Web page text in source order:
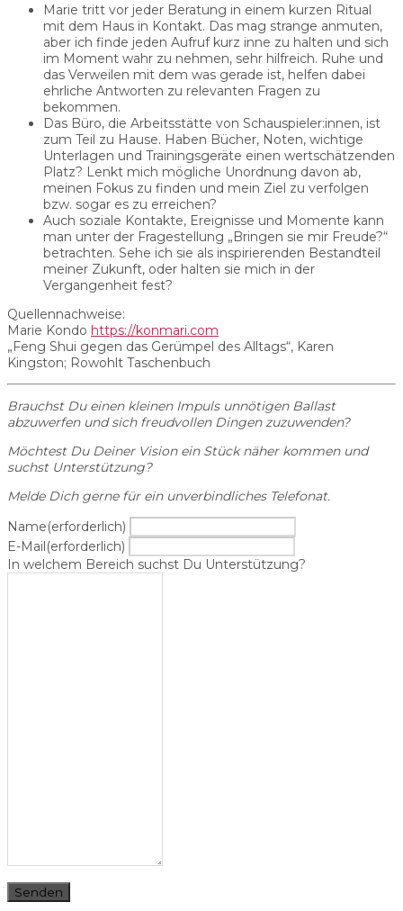
Marie tritt vor jeder Beratung in einem kurzen Ritual
mit dem Haus in Kontakt. Das mag strange anmuten,
aber ich finde jeden Aufruf kurz inne zu halten und sich
im Moment wahr zu nehmen, sehr hilfreich. Ruhe und
das Verweilen mit dem was gerade ist, helfen dabei
ehrliche Antworten zu relevanten Fragen zu
bekommen.
Das Büro, die Arbeitsstätte von Schauspieler:innen, ist
zum Teil zu Hause. Haben Bücher, Noten, wichtige
Unterlagen und Trainingsgeräte einen wertschätzenden
Platz? Lenkt mich mögliche Unordnung davon ab,
meinen Fokus zu finden und mein Ziel zu verfolgen
bzw. sogar es zu erreichen?
Auch soziale Kontakte, Ereignisse und Momente kann
man unter der Fragestellung „Bringen sie mir Freude?“
betrachten. Sehe ich sie als inspirierenden Bestandteil
meiner Zukunft, oder halten sie mich in der
Vergangenheit fest?
Quellennachweise:
Marie Kondo https://konmari.com
„Feng Shui gegen das Gerümpel des Alltags“, Karen
Kingston; Rowohlt Taschenbuch
Brauchst Du einen kleinen Impuls unnötigen Ballast
abzuwerfen und sich freudvollen Dingen zuzuwenden?
Möchtest Du Deiner Vision ein Stück näher kommen und
suchst Unterstützung?
Melde Dich gerne für ein unverbindliches Telefonat.
Name(erforderlich)
E-Mail(erforderlich)
In welchem Bereich suchst Du Unterstützung?
Senden